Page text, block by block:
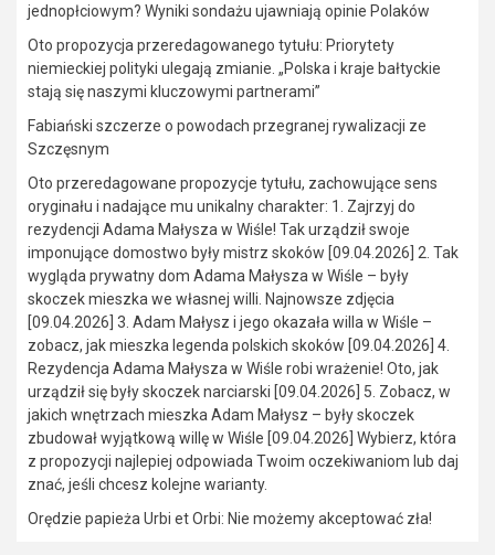
jednopłciowym? Wyniki sondażu ujawniają opinie Polaków
Oto propozycja przeredagowanego tytułu: Priorytety
niemieckiej polityki ulegają zmianie. „Polska i kraje bałtyckie
stają się naszymi kluczowymi partnerami”
Fabiański szczerze o powodach przegranej rywalizacji ze
Szczęsnym
Oto przeredagowane propozycje tytułu, zachowujące sens
oryginału i nadające mu unikalny charakter: 1. Zajrzyj do
rezydencji Adama Małysza w Wiśle! Tak urządził swoje
imponujące domostwo były mistrz skoków [09.04.2026] 2. Tak
wygląda prywatny dom Adama Małysza w Wiśle – były
skoczek mieszka we własnej willi. Najnowsze zdjęcia
[09.04.2026] 3. Adam Małysz i jego okazała willa w Wiśle –
zobacz, jak mieszka legenda polskich skoków [09.04.2026] 4.
Rezydencja Adama Małysza w Wiśle robi wrażenie! Oto, jak
urządził się były skoczek narciarski [09.04.2026] 5. Zobacz, w
jakich wnętrzach mieszka Adam Małysz – były skoczek
zbudował wyjątkową willę w Wiśle [09.04.2026] Wybierz, która
z propozycji najlepiej odpowiada Twoim oczekiwaniom lub daj
znać, jeśli chcesz kolejne warianty.
Orędzie papieża Urbi et Orbi: Nie możemy akceptować zła!